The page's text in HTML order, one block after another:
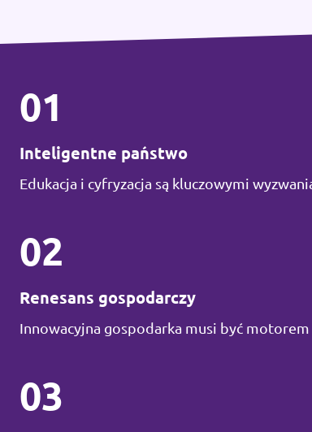
01
Inteligentne państwo
Edukacja i cyfryzacja są kluczowymi
02
Renesans gospodarczy
Innowacyjna gospodarka musi być
03